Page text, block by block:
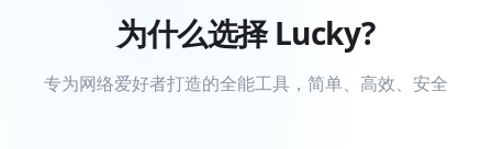
为什么选择 Lucky?
专为网络爱好者打造的全能工具，简单、高效、安全